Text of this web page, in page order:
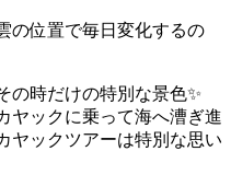
の位置で毎日変化するの
の時だけの特別な景色✨
ヤックに乗って海へ漕ぎ進
ヤックツアーは特別な思い